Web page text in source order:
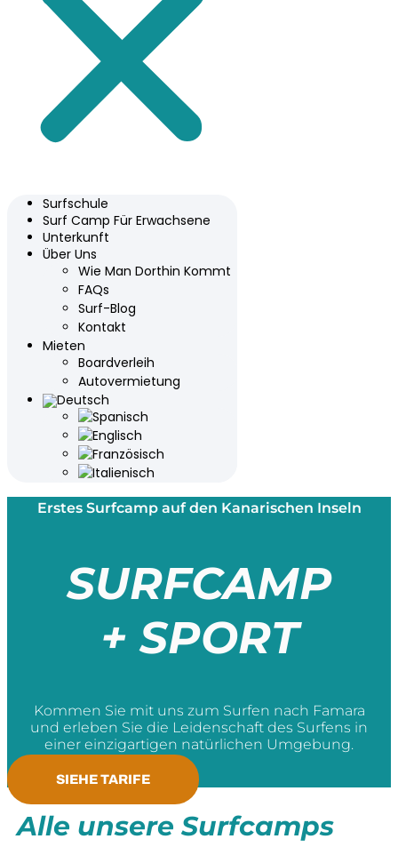
Surfschule
Surf Camp Für Erwachsene
Unterkunft
Über Uns
Wie Man Dorthin Kommt
FAQs
Surf-Blog
Kontakt
Mieten
Boardverleih
Autovermietung
Erstes Surfcamp auf den Kanarischen Inseln
SURFCAMP
+ SPORT
Kommen Sie mit uns zum Surfen nach Famara
und erleben Sie die Leidenschaft des Surfens in
einer einzigartigen natürlichen Umgebung.
SIEHE TARIFE
Alle unsere Surfcamps